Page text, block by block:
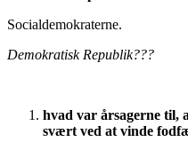
Socialdemokraterne.
Demokratisk Republik???
hvad var årsagerne til,
svært ved at vinde